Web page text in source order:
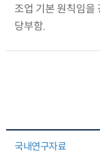
조업 기본 원칙임을
당부함.
국내연구자료